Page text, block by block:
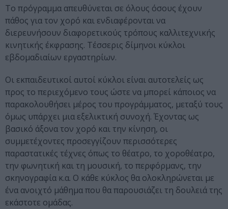
Το πρόγραμμα απευθύνεται σε όλους όσους έχουν
πάθος για τον χορό και ενδιαφέρονται να
διερευνήσουν διαφορετικούς τρόπους καλλιτεχνικής
κινητικής έκφρασης. Τέσσερις δίμηνοι κύκλοι
εβδομαδιαίων εργαστηρίων.
Οι εκπαιδευτικοί αυτοί κύκλοι είναι αυτοτελείς ως
προς το περιεχόμενο τους ώστε να μπορεί κάποιος να
παρακολουθήσει μέρος του προγράμματος, μεταξύ τους
όμως υπάρχει μια εξελικτική συνοχή. Έχοντας ως
βασικό άξονα τον χορό και την κίνηση, οι
συμμετέχοντες προσεγγίζουν περισσότερες
παραστατικές τέχνες όπως το θέατρο, το χοροθέατρο,
την φωνητική και τη μουσική, το περφόρμανς, την
σκηνογραφία κ.α. Ο κάθε κύκλος θα ολοκληρώνεται με
ένα ανοιχτό μάθημα που θα παρουσιάζει τη δουλειά της
εκάστοτε ομάδας.